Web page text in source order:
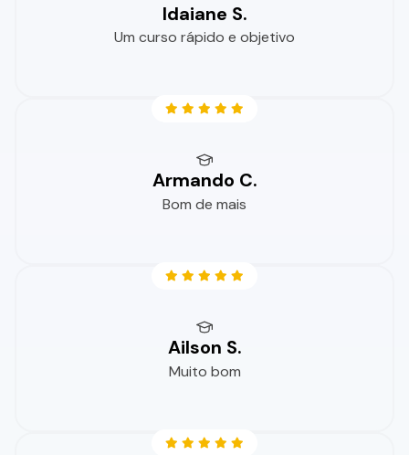
Idaiane S.
Um curso rápido e objetivo
Armando C.
Bom de mais
Ailson S.
Muito bom